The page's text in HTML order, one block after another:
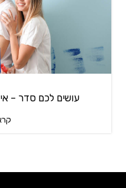
עושים לכם סדר –